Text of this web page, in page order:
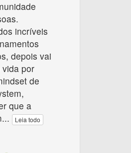
incríveis
depois vai
por
de
que a
... Leia todo